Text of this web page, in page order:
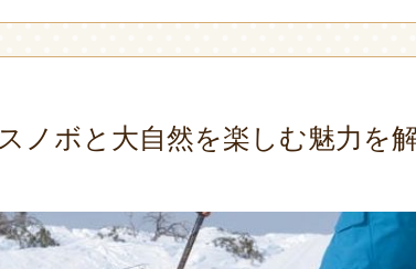
スノボと大自然を楽しむ魅力を